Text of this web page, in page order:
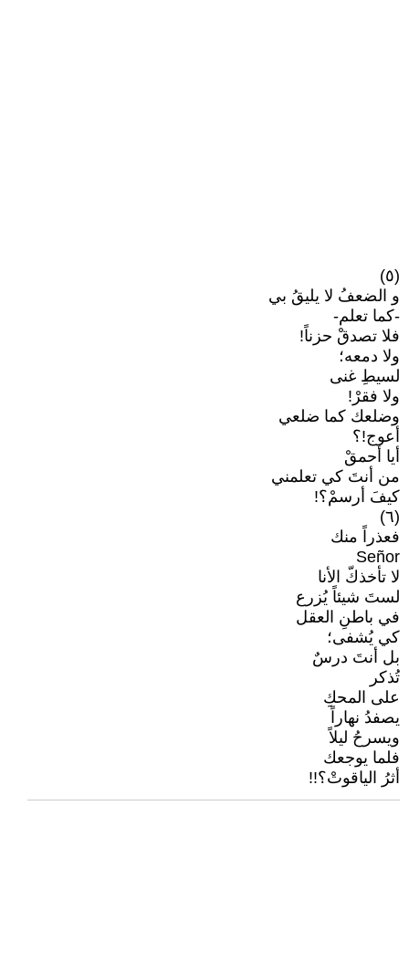
(٥)
و الضعفُ لا يليقُ بي
-كما تعلم-
فلا تصدقْ حزناً!
ولا دمعه؛
لسيطِ غنى
ولا فقرْ!
وضلعك كما ضلعي
أعوج!؟
أيا أحمقْ
من أنتَ كي تعلمني
كيفَ أرسمْ؟!
(٦)
فعذراً منك
Señor
لا تأخذكّ الأنا
لستَ شيئاً يُزرع
في باطنِ العقل
كي يُشفى؛
بل أنتَ درسٌ
تُذكر
على المحكِ
يصفدُ نهاراً
ويسرحُ ليلاً
فلما يوجعك
أثرُ الياقوتْ؟!!